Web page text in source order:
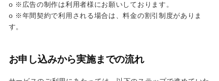
o ※広告の制作は利用者様にお願いしております。
o ※年間契約で利用される場合は、料金の割引制度がありま
す。
お申し込みから実施までの流れ